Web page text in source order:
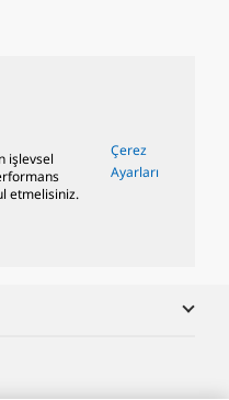
işlevsel
etmelisiniz.
Çerez
Ayarları